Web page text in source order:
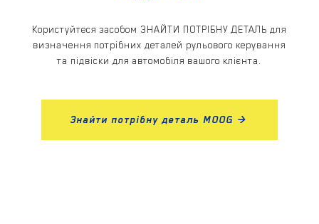
Користуйтеся засобом ЗНАЙТИ ПОТРІБНУ ДЕТАЛЬ для
визначення потрібних деталей рульового керування
та підвіски для автомобіля вашого клієнта.
Знайти потрібну деталь MOOG >